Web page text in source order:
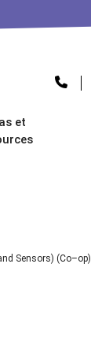
et
Sensors) (Co–op)